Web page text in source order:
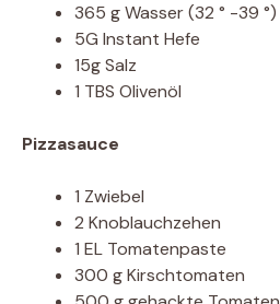
365 g Wasser (32 ° -39 °)
5G Instant Hefe
15g Salz
1 TBS Olivenöl
Pizzasauce
1 Zwiebel
2 Knoblauchzehen
1 EL Tomatenpaste
300 g Kirschtomaten